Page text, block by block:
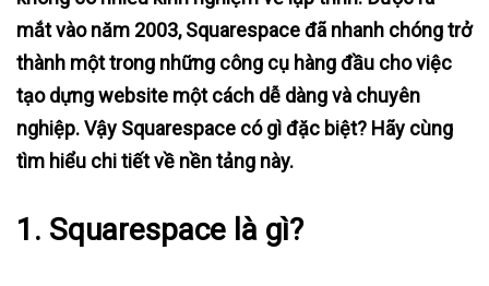
mắt vào năm 2003, Squarespace đã nhanh chóng trở
thành một trong những công cụ hàng đầu cho việc
tạo dựng website một cách dễ dàng và chuyên
nghiệp. Vậy Squarespace có gì đặc biệt? Hãy cùng
tìm hiểu chi tiết về nền tảng này.
1. Squarespace là gì?